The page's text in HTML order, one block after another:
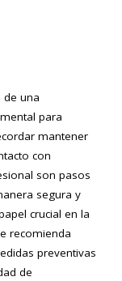
de una
para
mantener
con
son pasos
segura y
crucial en la
recomienda
preventivas
de